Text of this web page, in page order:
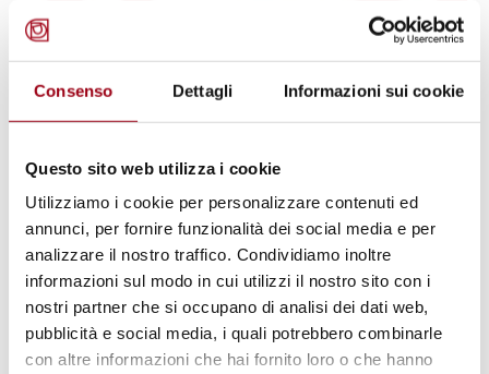
Consenso Dettagli Informazioni sui cookie
Questo sito web utilizza i cookie
Utilizziamo i cookie per personalizzare contenuti ed
annunci, per fornire funzionalità dei social media e per
analizzare il nostro traffico. Condividiamo inoltre
informazioni sul modo in cui utilizzi il nostro sito con i
nostri partner che si occupano di analisi dei dati web,
pubblicità e social media, i quali potrebbero combinarle
con altre informazioni che hai fornito loro o che hanno
In tema di “ingerenza umanitaria”
01.06.2000